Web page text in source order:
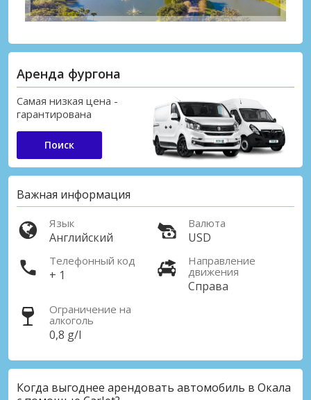
Аренда фургона
Самая низкая цена -
гарантирована
Поиск
Важная информация
Язык
Английский
Валюта
USD
Телефонный код
+ 1
Направление
движения
Справа
Ограничение на
алкоголь
0,8 g/l
Когда выгоднее арендовать автомобиль в Окала